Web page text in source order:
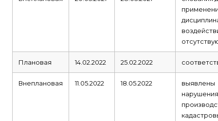
Плановая 14.02.2022 25.02.2022
Внеплановая 11.05.2022 18.05.2022
выявлены